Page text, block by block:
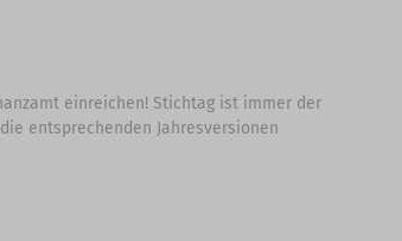
einreichen! Stichtag ist immer der
entsprechenden Jahresversionen